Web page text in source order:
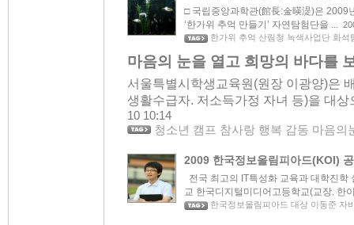
□ 국립중앙과학관(館長:金暎湜)은
‘한가위 추억 만들기’ 자연탐험단을 ...
한가위 추억 산림청 녹색사업단 화석
마음의 눈을 열고 희망의 바다를
서울특별시학생교육원(원장 이광양)은
생활수급자. 저소득가정 자녀 등)을 대
10 10:14
청소년 캠프 참사랑 행복 감동 마음의
2009 한국정보올림피아드(KOI)
전국 최고의 IT특성화 교육과 대학진
교 한국디지털미디어고등학교(교장. 한
한국정보올림피아드 대상 이동준 자